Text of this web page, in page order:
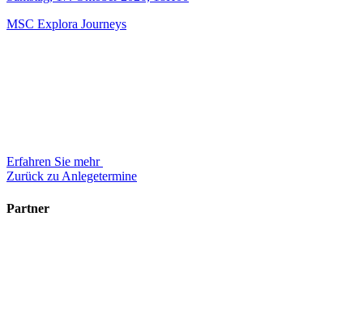
MSC Explora Journeys
Erfahren Sie mehr
Zurück zu Anlegetermine
Partner